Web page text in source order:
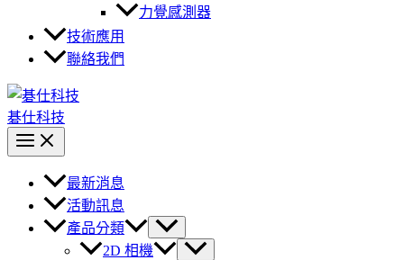
力覺感測器
技術應用
聯絡我們
碁仕科技
最新消息
活動訊息
產品分類
2D 相機